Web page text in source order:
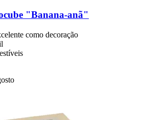
"Banana-​anã"
como decoração